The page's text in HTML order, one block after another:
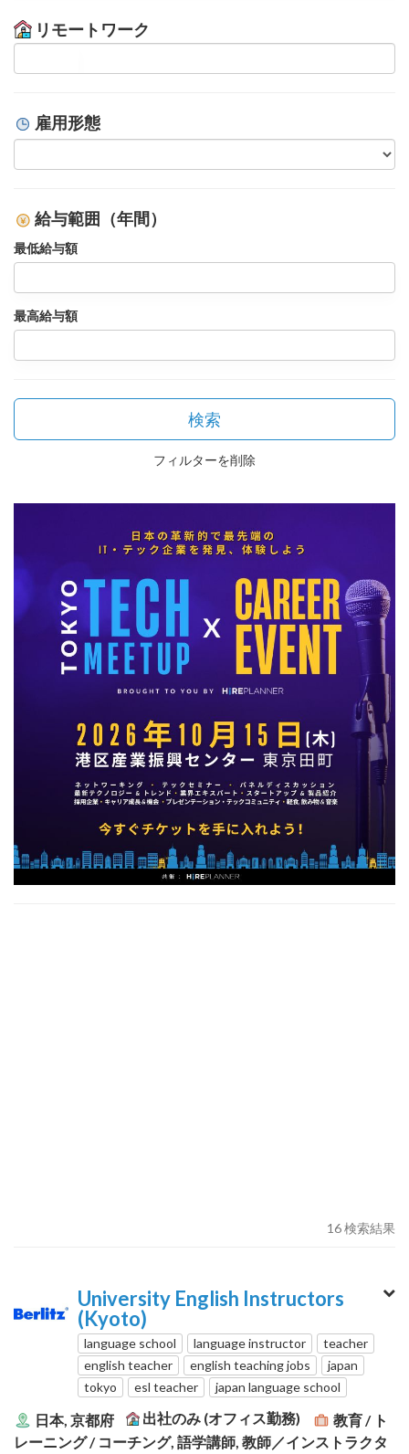
リモートワーク
雇用形態
給与範囲（年間）
最低給与額
最高給与額
検索
フィルターを削除
16 検索結果
University English Instructors
(Kyoto)
language school language instructor
teacher
english teacher
english teaching jobs
japan
tokyo
esl teacher japan language school
日本, 京都府 出社のみ (オフィス勤務)
教育 / ト
レーニング / コーチング, 語学講師, 教師／インストラクタ